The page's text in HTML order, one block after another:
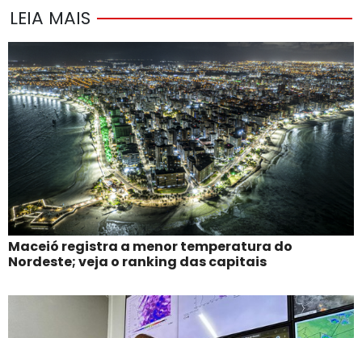
LEIA MAIS
Maceió registra a menor temperatura do
Nordeste; veja o ranking das capitais